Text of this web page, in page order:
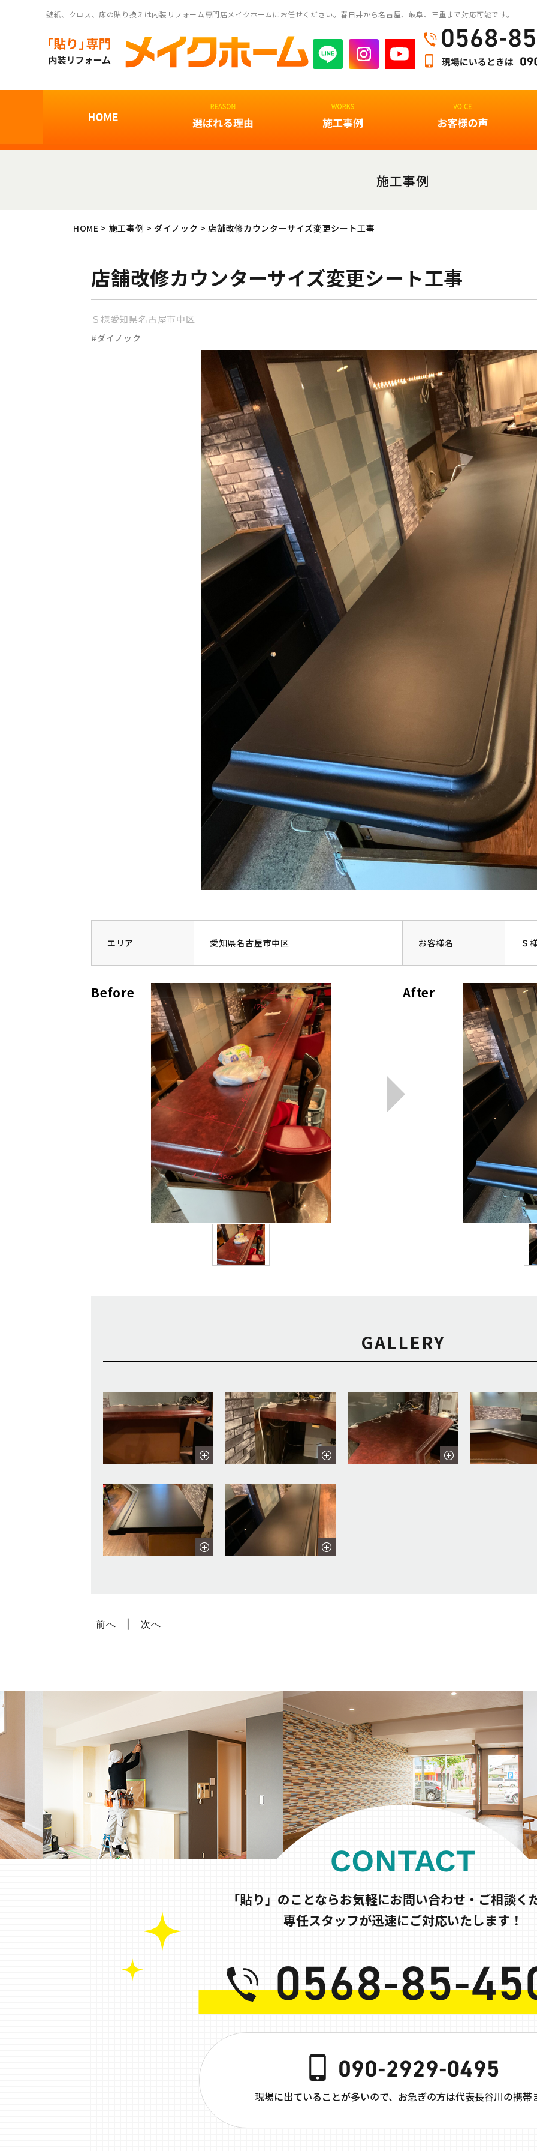
壁紙、クロス、床の貼り換えは内装リフォーム専門店メイクホームにお任せください。春日井から名古屋、岐阜、三重まで対応可能です。
施工事例
HOME > 施工事例 > ダイノック >店舗改修カウンターサイズ変更シート工事
店舗改修カウンターサイズ変更シート工事
Ｓ様愛知県名古屋市中区
#ダイノック
エリア 愛知県名古屋市中区 お客様名 Ｓ
GALLERY
前へ 次へ
「貼り」のことならお気軽にお問い合わせ・ご相談く
専任スタッフが迅速にご対応いたします！
現場に出ていることが多いので、 お急ぎの方は代表長谷川の携帯